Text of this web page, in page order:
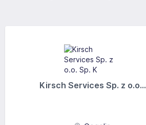
Kirsch Services Sp. z o.o...